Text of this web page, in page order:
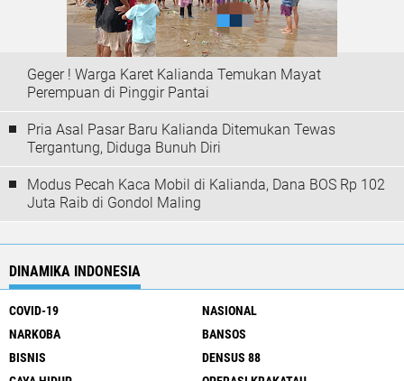
Geger ! Warga Karet Kalianda Temukan Mayat
Perempuan di Pinggir Pantai
Pria Asal Pasar Baru Kalianda Ditemukan Tewas
Tergantung, Diduga Bunuh Diri
Modus Pecah Kaca Mobil di Kalianda, Dana BOS Rp 102
Juta Raib di Gondol Maling
DINAMIKA INDONESIA
COVID-19
NASIONAL
NARKOBA
BANSOS
BISNIS
DENSUS 88